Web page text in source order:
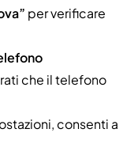
per verificare
che il telefono
consenti a